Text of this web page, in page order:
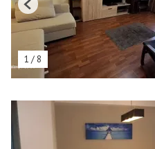
1 / 8
Previous